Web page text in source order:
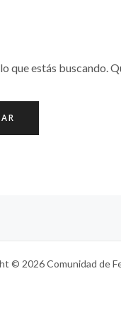
que estás buscando.
© 2026 Comunidad de